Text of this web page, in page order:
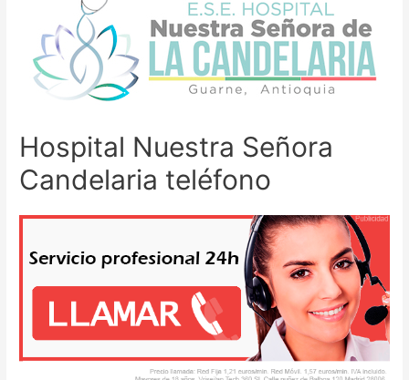
Hospital Nuestra Señora
Candelaria teléfono